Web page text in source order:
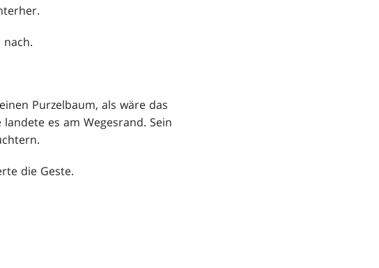
Purzelbaum, als wäre das
es am Wegesrand. Sein
die Geste.